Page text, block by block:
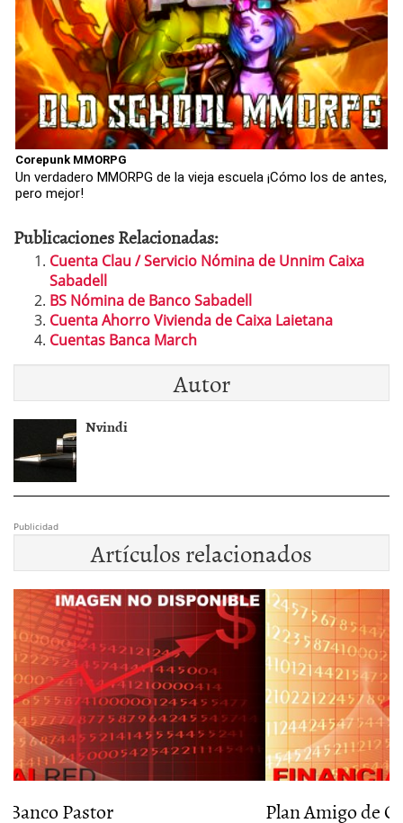
Corepunk MMORPG
Un verdadero MMORPG de la vieja escuela ¡Cómo los de antes,
pero mejor!
Publicaciones Relacionadas:
Cuenta Clau / Servicio Nómina de Unnim Caixa
Sabadell
BS Nómina de Banco Sabadell
Cuenta Ahorro Vivienda de Caixa Laietana
Cuentas Banca March
Autor
Nvindi
Publicidad
Artículos relacionados
Plan Amigo de Oficinadirecta